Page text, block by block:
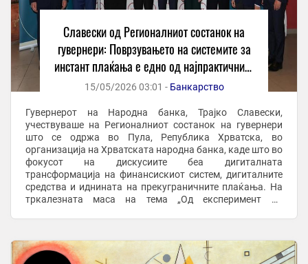
Славески од Регионалниот состанок на
гувернери: Поврзувањето на системите за
инстант плаќања е едно од најпрактичните
решенија за побрзи и поевтини
15/05/2026 03:01 - Банкарство
Гувернерот на Народна банка, Трајко Славески,
учествуваше на Регионалниот состанок на гувернери
што се одржа во Пула, Република Хрватска, во
организација на Хрватската народна банка, каде што во
фокусот на дискусиите беа дигиталната
трансформација на финансискиот систем, дигиталните
средства и иднината на прекуграничните плаќања. На
тркалезната маса на тема „Од експеримент до